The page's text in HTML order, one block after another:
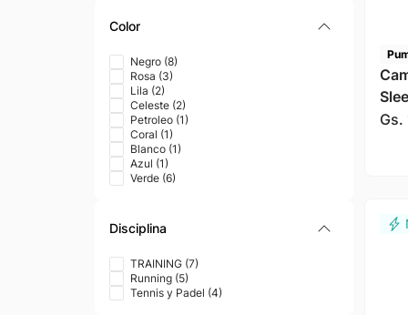
Color
Negro (8)
Rosa (3)
Lila (2)
Celeste (2)
Petroleo (1 )
Coral (1 )
Blanco (1 )
Azul (1 )
Verde (6)
Disciplina
TRAINING (7)
Running (5)
Tennis y Padel (4)
Gs.